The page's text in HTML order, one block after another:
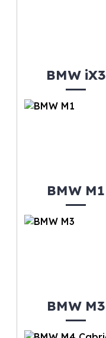
BMW iX3
BMW M1
BMW M3